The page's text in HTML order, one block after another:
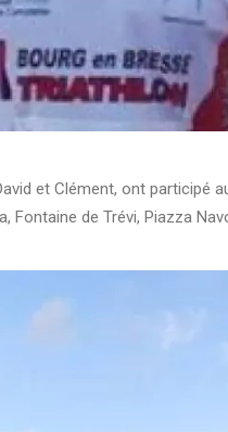
et Clément, ont
de Trévi, Piazza